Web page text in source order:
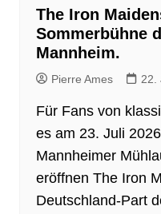
The Iron
Sommerbühne
Mannheim.
Pierre Ames 22.
Für Fans von
es am 23. Juli
Mannheimer
eröffnen The Iron
Deutschland-Part